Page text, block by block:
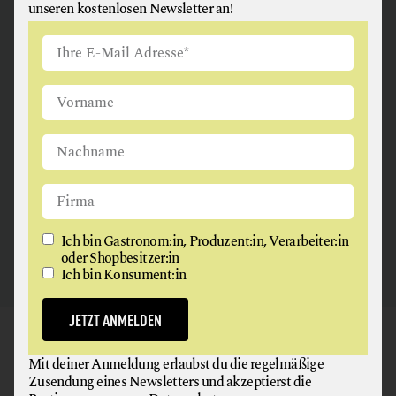
ANGUS & ARTHUR
FLEISCH + FLEISCHERZEUGNISSE
2326 Maria Lanzendorf
GAUMEN HOCH
NEWSLETTER
unseren kostenlosen Newsletter an!
Ich bin Gastronom:in, Produzent:in, Verarbeiter:in
oder Shopbesitzer:in
Ich bin Konsument:in
JETZT ANMELDEN
Mit deiner Anmeldung erlaubst du die regelmäßige
Zusendung eines Newsletters und akzeptierst die